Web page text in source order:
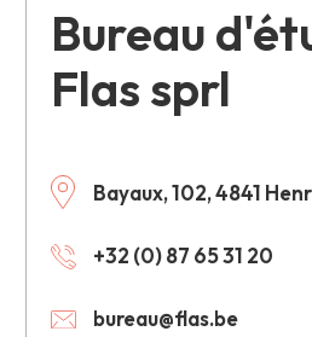
Bureau
Flas sprl
Bayaux, 102, 4841
+32 (0) 87 65 31 20
bureau@flas.be